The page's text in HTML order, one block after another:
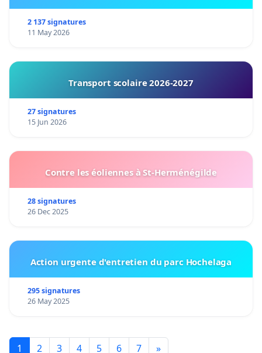
2 137 signatures
11 May 2026
Transport scolaire 2026-2027
27 signatures
15 Jun 2026
Contre les éoliennes à St-Herménégilde
28 signatures
26 Dec 2025
Action urgente d'entretien du parc Hochelaga
295 signatures
26 May 2025
1 2 3 4 5 6 7 »